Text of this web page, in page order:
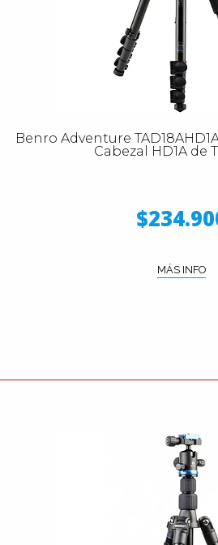
Benro Adventure
Cabezal HD1A de
MÁS INFO